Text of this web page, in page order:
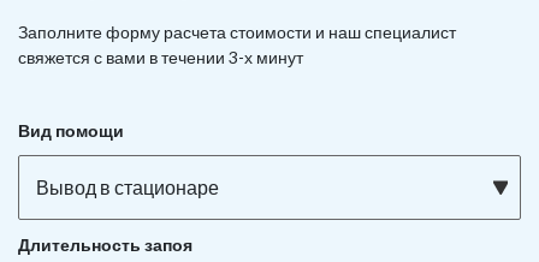
Заполните форму расчета стоимости и нашспециалист
свяжется с вами в течении 3-х минут
Вид помощи
Вывод в стационаре
Длительность запоя